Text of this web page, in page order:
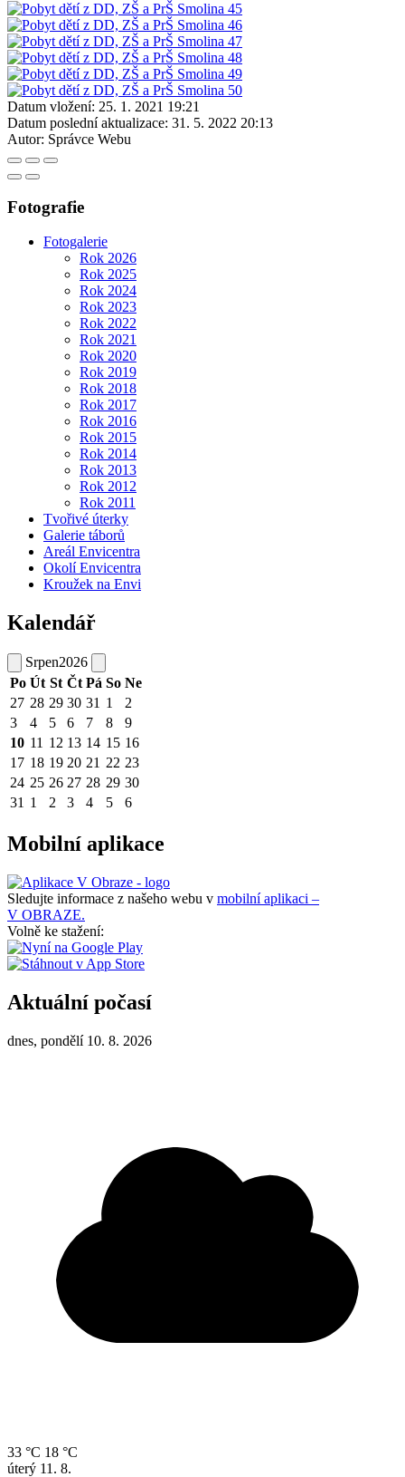
Datum vložení: 25. 1. 2021 19:21
Datum poslední aktualizace: 31. 5. 2022 20:13
Autor: Správce Webu
Fotografie
Fotogalerie
Rok 2026
Rok 2025
Rok 2024
Rok 2023
Rok 2022
Rok 2021
Rok 2020
Rok 2019
Rok 2018
Rok 2017
Rok 2016
Rok 2015
Rok 2014
Rok 2013
Rok 2012
Rok 2011
Tvořivé úterky
Galerie táborů
Areál Envicentra
Okolí Envicentra
Kroužek na Envi
Kalendář
Srpen2026
Po Út St Čt Pá So Ne
27 28 29 30 31 1
2
3
4 5 6 7 8
9
10 11 12 13 14 15 16
17 18 19 20 21 22 23
24 25 26 27 28 29 30
31 1 2 3 4 5 6
Mobilní aplikace
Sledujte informace z našeho webu v mobilní aplikaci –
V OBRAZE.
Volně ke stažení:
Aktuální počasí
dnes, pondělí 10. 8. 2026
33 °C 18 °C
úterý 11. 8.